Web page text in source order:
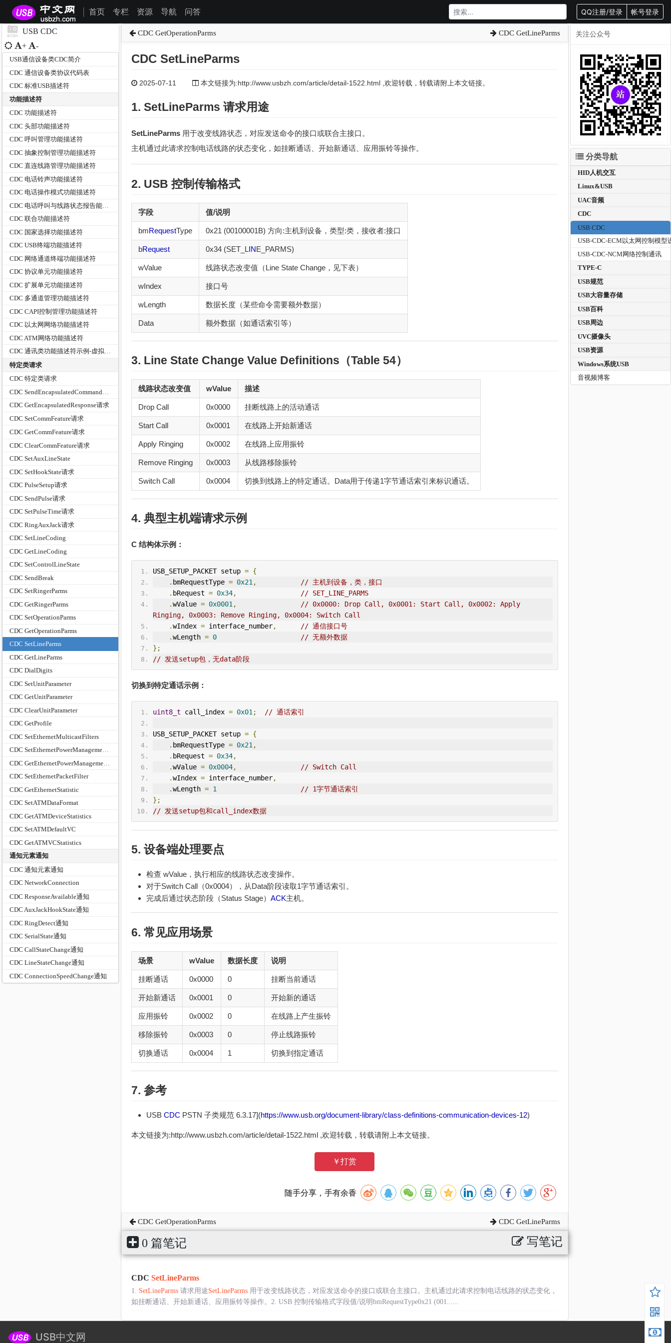
首页 专栏 资源 导航 问答 QQ注册/登录 帐号登录
USB CDC
+ -
USB通信设备类CDC简介
CDC 通信设备类协议代码表
CDC 标准USB描述符
功能描述符
CDC 功能描述符
CDC 头部功能描述符
CDC 呼叫管理功能描述符
CDC 抽象控制管理功能描述符
CDC 直连线路管理功能描述符
CDC 电话铃声功能描述符
CDC 电话操作模式功能描述符
CDC 联合功能描述符
CDC 国家选择功能描述符
CDC USB终端功能描述符
CDC 网络通道终端功能描述符
CDC 协议单元功能描述符
CDC 扩展单元功能描述符
CDC 多通道管理功能描述符
CDC CAPI控制管理功能描述符
CDC 以太网网络功能描述符
CDC ATM网络功能描述符
CDC 通讯类功能描述符示例-虚拟串口
特定类请求
CDC 特定类请求
CDC GetEncapsulatedResponse请求
CDC SetCommFeature请求
CDC GetCommFeature请求
CDC ClearCommFeature请求
CDC SetAuxLineState
CDC SetHookState请求
CDC PulseSetup请求
CDC SendPulse请求
CDC SetPulseTime请求
CDC RingAuxJack请求
CDC SetLineCoding
CDC GetLineCoding
CDC SetControlLineState
CDC SendBreak
CDC SetRingerParms
CDC GetRingerParms
CDC SetOperationParms
CDC GetOperationParms
CDC SetLineParms
CDC GetLineParms
CDC DialDigits
CDC SetUnitParameter
CDC GetUnitParameter
CDC ClearUnitParameter
CDC GetProfile
CDC SetEthernetMulticastFilters
CDC SetEthernetPowerManagementPatternFilter
CDC SetEthernetPacketFilter
CDC GetEthernetStatistic
CDC SetATMDataFormat
CDC GetATMDeviceStatistics
CDC SetATMDefaultVC
CDC GetATMVCStatistics
通知元素通知
CDC 通知元素通知
CDC NetworkConnection
CDC ResponseAvailable通知
CDC AuxJackHookState通知
CDC RingDetect通知
CDC SerialState通知
CDC CallStateChange通知
CDC LineStateChange通知
CDC ConnectionSpeedChange通知
CDC GetOperationParms CDC GetLineParms
CDC SetLineParms
2025-07-11 本文链接为:http://www.usbzh.com/article/detail-1522.html ,欢迎转载，转载请附上本文链接。
1. SetLineParms 请求用途
SetLineParms用于改变线路状态，对应发送命令的接口或联合主接口。
主机通过此请求控制电话线路的状态变化，如挂断通话、开始新通话、应用振铃等操作。
2. USB 控制传输格式
字段 值/说明
bmRequestType 0x21 (00100001B) 方向:主机到设备，类型:类，接收者:接口
bRequest 0x34 (SET_LINE_PARMS)
wValue 线路状态改变值（Line State Change，见下表）
wIndex 接口号
wLength 数据长度（某些命令需要额外数据）
Data 额外数据（如通话索引等）
3. Line State Change Value Definitions（Table 54）
线路状态改变值 wValue 描述
Drop Call 0x0000 挂断线路上的活动通话
Start Call 0x0001 在线路上开始新通话
Apply Ringing 0x0002 在线路上应用振铃
Remove Ringing 0x0003 从线路移除振铃
Switch Call 0x0004 切换到线路上的特定通话。Data用于传递1字节通话索引来标识通话。
4. 典型主机端请求示例
C 结构体示例：
USB_ SETUP_PACKET setup = {
. bmRequestType = 0x21 ,
// 主机到设备，类，接口
. bRequest = 0x34, // SET_L INE_PARMS
.wValue = 0x0001 ,
// 0x0000: Drop Call, 0x0001: Start Call, 0x0002: Apply
Ringing, 0x0003: Remove Ringing, 0x0004: Switch Call
.wIndex = interface_number,
// 通信接口号
.wLength = 0
// 无额外数据
};
// 发送setup包，无data阶段
切换到特定通话示例：
uint8_t call_index = 0x01 ; // 通话索引
USB_ SETUP_PACKET setup = {
. bmRequestType = 0x21 ,
. bRequest = 0x34,
.wValue = 0x0004,
// Switch Call
.wIndex = interface_number,
.wLength = 1
// 1字节通话索引
};
// 发送setup包和call_index数据
5. 设备端处理要点
检查 wValue，执行相应的线路状态改变操作。
对于Switch Call（0x0004），从Data阶段读取1字节通话索引。
完成后通过状态阶段（Status Stage） ACK主机。
6. 常见应用场景
场景 wValue 数据长度 说明
挂断通话 0x0000 0 挂断当前通话
开始新通话 0x0001 0 开始新的通话
应用振铃 0x0002 0 在线路上产生振铃
移除振铃 0x0003 0 停止线路振铃
切换通话 0x0004 1 切换到指定通话
7. 参考
USB CDC PSTN 子类规范 6.3.17](https://www.usb.org/document-library/class-definitions-communication-devices-12)
本文链接为:http://www.usbzh.com/article/detail-1522.html ,欢迎转载，转载请附上本文链接。
￥打赏
随手分享，手有余香
CDC GetOperationParms CDC GetLineParms
0 篇笔记 写笔记
CDC SetLineParms
1. SetLineParms请求用途SetLineParms用于改变线路状态，对应发送命令的接口或联合主接口。主机通过此请求控制电话线路的状态变化，
如挂断通话、开始新通话、应用振铃等操作。2. USB 控制传输格式字段值/说明bmRequestType0x21 (001......
关注公众号
分类导航
HID人机交互
Linux&USB
UAC音频
CDC
USB CDC
USB-CDC-ECM以太网控制模型
USB-CDC-NCM网络控制通讯
TYPE-C
USB规范
USB大容量存储
USB百科
USB周边
UVC摄像头
USB资源
Windows系统USB
音视频博客
USB中文网